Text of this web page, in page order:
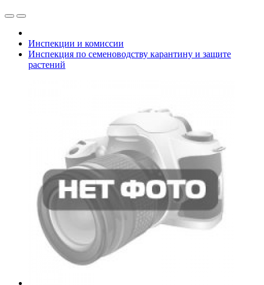
Инспекции и комиссии
Инспекция по семеноводству карантину и защите
растений